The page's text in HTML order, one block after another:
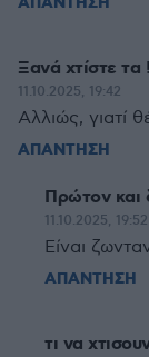
Ξανά χτίστε τα !
11.10.2025, 19:42
Αλλιώς, γιατί
ΑΠΑΝΤΗΣΗ
Πρώτον και
11.10.2025, 19:52
Είναι
ΑΠΑΝΤΗΣΗ
τι να